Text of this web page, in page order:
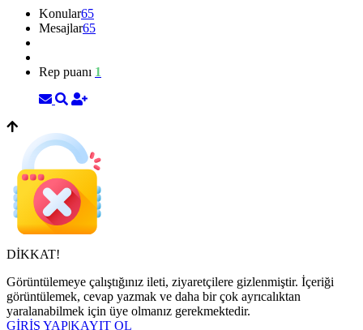
Konular65
Mesajlar65
Rep puanı 1
DİKKAT!
Görüntülemeye çalıştığınız ileti, ziyaretçilere gizlenmiştir. İçeriği
görüntülemek, cevap yazmak ve daha bir çok ayrıcalıktan
yaralanabilmek için üye olmanız gerekmektedir.
GİRİŞ YAP|KAYIT OL